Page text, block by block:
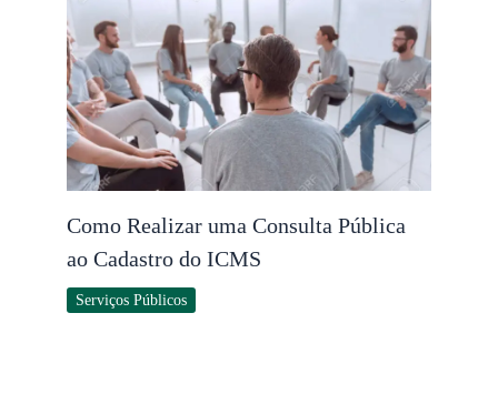
Como Realizar uma Consulta Pública
ao Cadastro do ICMS
Serviços Públicos